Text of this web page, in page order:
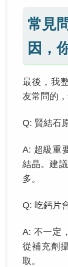
常見
因，
最後，我
友常問的
Q: 賢結石
A: 超級重
結晶。建
多。
Q: 吃鈣片
A: 不一定
從補充劑
取。